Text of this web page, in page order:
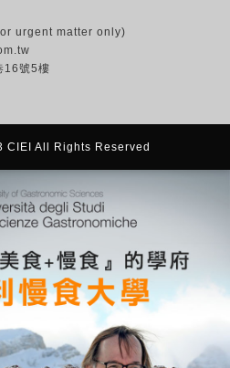
urgent matter only)
16號5樓
CIEI All Rights Reserved